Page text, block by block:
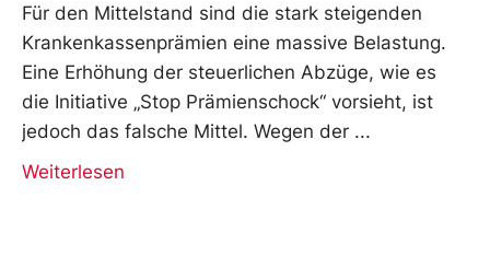
Für den Mittelstand sind die stark steigenden
Krankenkassenprämien eine massive Belastung.
Eine Erhöhung der steuerlichen Abzüge, wie es
die Initiative „Stop Prämienschock“ vorsieht, ist
jedoch das falsche Mittel. Wegen der
Weiterlesen